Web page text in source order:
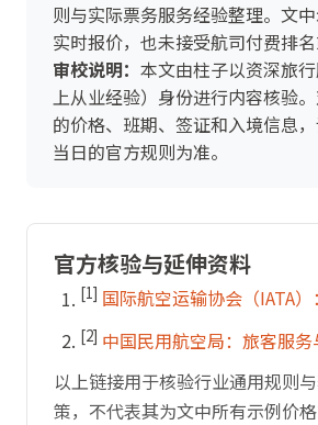
则与实际票务服务经验整理。文
实时报价，也未接受航司付费排名
审校说明： 本文由柱子以资深旅
上从业经验）身份进行内容核验
的价格、班期、签证和入境信息
当日的官方规则为准。
官方核验与延伸资料
[1] 国际航空运输协会（IATA
[2] 中国民用航空局：旅客服
以上链接用于核验行业通用规则
策，不代表其为文中所有示例价